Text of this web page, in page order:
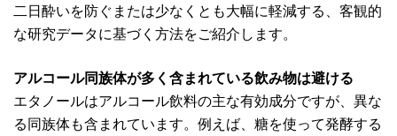
二日酔いを防ぐまたは少なくとも大幅に軽減する、客観的
な研究データに基づく方法をご紹介します。
アルコール同族体が多く含まれている飲み物は避ける
エタノールはアルコール飲料の主な有効成分ですが、異な
る同族体も含まれています。例えば、糖を使って発酵する